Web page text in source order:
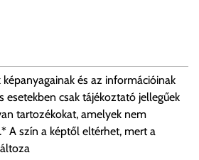
és az információinak
esetekben csak tájékoztató jellegűek
tartozékokat, amelyek nem
A szín a képtől eltérhet, mert a